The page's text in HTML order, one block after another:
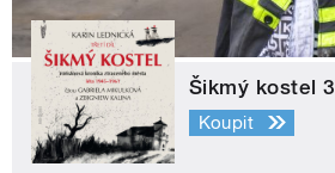
Šikmý kostel 3
Koupit